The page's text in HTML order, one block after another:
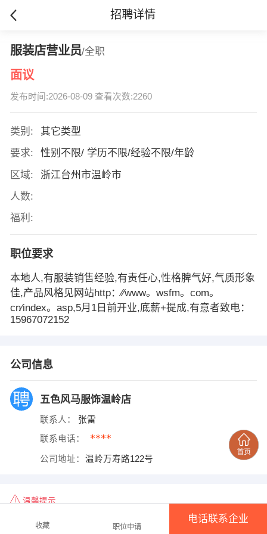
招聘详情
服装店营业员/全职
面议
发布时间:2026-08-09 查看次数:2260
类别:
其它类型
要求:
性别不限/ 学历不限/经验不限/年龄
区域:
浙江台州市温岭市
人数:
福利:
职位要求
本地人,有服装销售经验,有责任心,性格脾气好,气质形象
佳,产品风格见网站http：∕∕www。wsfm。com。
cn∕index。asp,5月1日前开业,底薪+提成,有意者致电：
15967072152
公司信息
五色风马服饰温岭店
联系人： 张雷
联系电话： ****
公司地址： 温岭万寿路122号
温馨提示
温岭人才网 www.wenlingrencai.cn上看到该招聘信
收藏 职位申请
电话联系企业